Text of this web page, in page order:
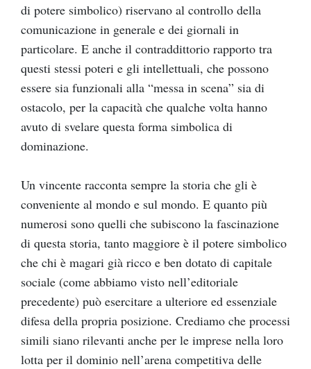
di potere simbolico) riservano al controllo della
comunicazione in generale e dei giornali in
particolare. E anche il contraddittorio rapporto tra
questi stessi poteri e gli intellettuali, che possono
essere sia funzionali alla “messa in scena” sia di
ostacolo, per la capacità che qualche volta hanno
avuto di svelare questa forma simbolica di
dominazione.
Un vincente racconta sempre la storia che gli è
conveniente al mondo e sul mondo. E quanto più
numerosi sono quelli che subiscono la fascinazione
di questa storia, tanto maggiore è il potere simbolico
che chi è magari già ricco e ben dotato di capitale
sociale (come abbiamo visto nell’editoriale
precedente) può esercitare a ulteriore ed essenziale
difesa della propria posizione. Crediamo che processi
simili siano rilevanti anche per le imprese nella loro
lotta per il dominio nell’arena competitiva delle